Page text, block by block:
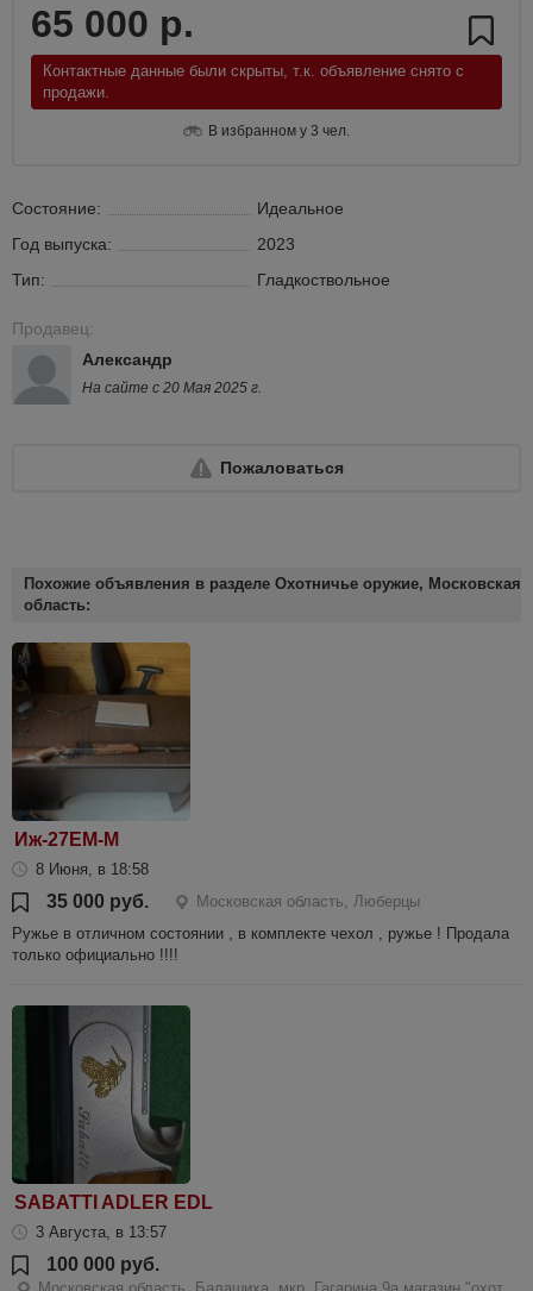
65 000 р.
Контактные данные были скрыты, т.к. объявление снято с
продажи.
В избранном у 3 чел.
Состояние:
Идеальное
Год выпуска:
2023
Тип:
Гладкоствольное
Продавец:
Александр
На сайте с 20 Мая 2025 г.
Пожаловаться
Похожие объявления в разделе Охотничье оружие, Московская
область:
Иж-27ЕМ-М
8 Июня, в 18:58
35 000 руб.
Московская область, Люберцы
Ружье в отличном состоянии , в комплекте чехол , ружье ! Продала
только официально !!!!
SABATTI ADLER EDL
3 Августа, в 13:57
100 000 руб.